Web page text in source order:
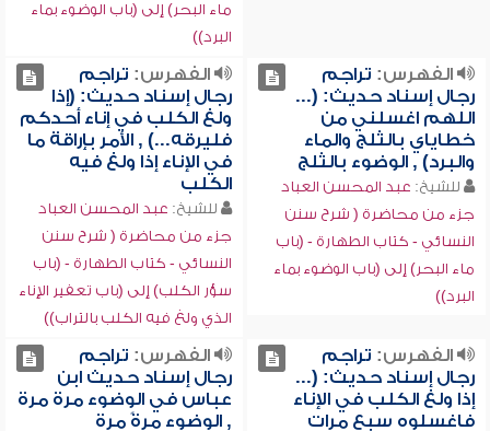
ماء البحر) إلى (باب الوضوء بماء
البرد))
الفهرس: تراجم
رجال إسناد حديث: (...
اللهم اغسلني من
خطاياي بالثلج والماء
والبرد) , الوضوء بالثلج
للشيخ: عبد المحسن العباد
جزء من محاضرة ( شرح سنن
النسائي - كتاب الطهارة - (باب
ماء البحر) إلى (باب الوضوء بماء
البرد))
الفهرس: تراجم
رجال إسناد حديث: (إذا
ولغ الكلب في إناء أحدكم
فليرقه...) , الأمر بإراقة ما
في الإناء إذا ولغ فيه
الكلب
للشيخ: عبد المحسن العباد
جزء من محاضرة ( شرح سنن
النسائي - كتاب الطهارة - (باب
سؤر الكلب) إلى (باب تعفير الإناء
الذي ولغ فيه الكلب بالتراب))
الفهرس: تراجم
رجال إسناد حديث: (...
إذا ولغ الكلب في الإناء
فاغسلوه سبع مرات
الفهرس: تراجم
رجال إسناد حديث ابن
عباس في الوضوء مرة مرة
, الوضوء مرةً مرة